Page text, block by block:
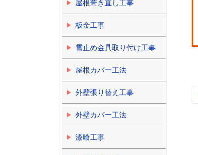
屋根葺き直し工事
板金工事
雪止め金具取り付け工事
屋根カバー工法
外壁張り替え工事
外壁カバー工法
漆喰工事